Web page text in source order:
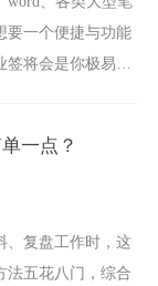
要一个便捷与功能
签将会是你极易上
一点？
、复盘工作时，这
法五花八门，综合